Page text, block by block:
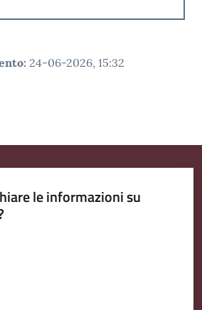
: 24-06-2026, 15:32
le informazioni su